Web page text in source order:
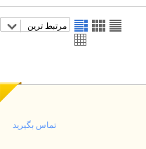
مرتبط ترین
تماس بگیرید